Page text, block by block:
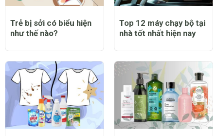
Trẻ bị sởi có biểu hiện
như thế nào?
Top 12 máy chạy bộ tại
nhà tốt nhất hiện nay